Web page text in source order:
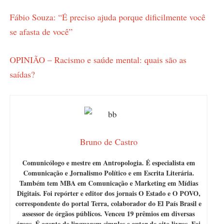
Fábio Souza: “É preciso ajuda porque dificilmente você
se afasta de você”
OPINIÃO – Racismo e saúde mental: quais são as
saídas?
Bruno de Castro
Comunicólogo e mestre em Antropologia. É especialista em
Comunicação e Jornalismo Político e em Escrita Literária.
Também tem MBA em Comunicação e Marketing em Mídias
Digitais. Foi repórter e editor dos jornais O Estado e O POVO,
correspondente do portal Terra, colaborador do El País Brasil e
assessor de órgãos públicos. Venceu 19 prêmios em diversas